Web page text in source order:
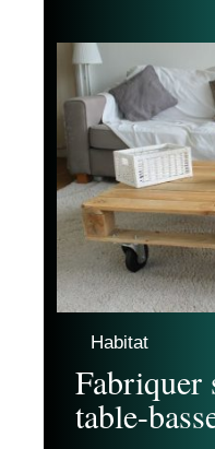
Habitat
Fabriquer
table-